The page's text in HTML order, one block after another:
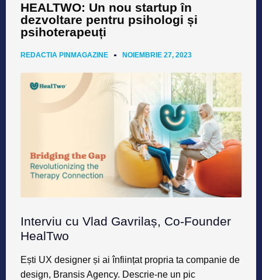
HEALTWO: Un nou startup în
dezvoltare pentru psihologi și
psihoterapeuți
REDACTIA PINMAGAZINE NOIEMBRIE 27, 2023
Interviu cu Vlad Gavrilaș, Co-Founder
HealTwo
Ești UX designer și ai înființat propria ta companie de
design, Bransis Agency. Descrie-ne un pic